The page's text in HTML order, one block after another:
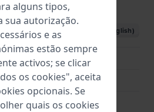
2015 (Ver especificações
Descarregar o manual (English)
Miyota
Não
Analógico
alguns tipos,
sua autorização.
e as
estão sempre
activos; se clicar
os cookies", aceita
opcionais. Se
quais os cookies